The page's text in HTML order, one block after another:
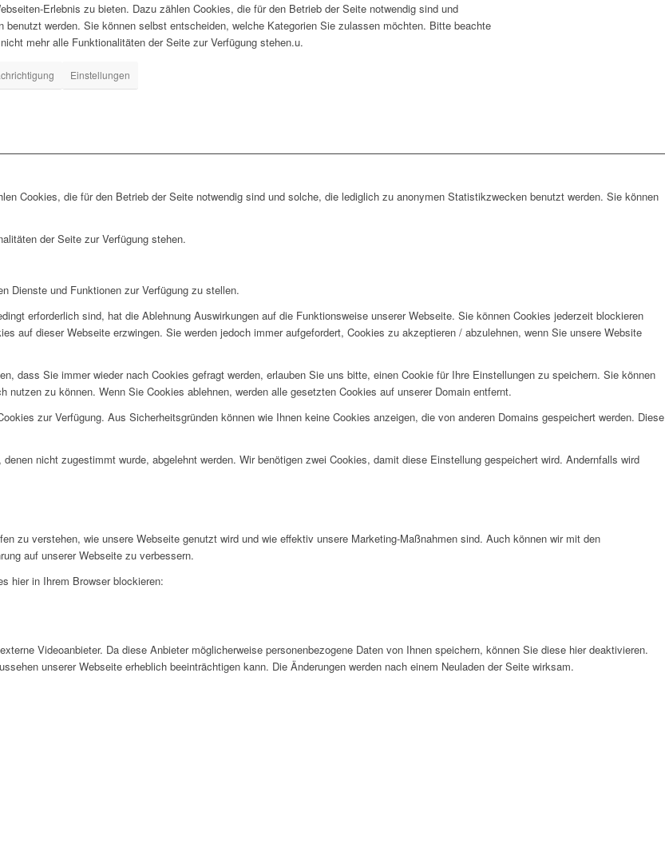
Erlebnis zu bieten. Dazu zählen Cookies, die für den Betrieb der Seite notwendig sind und
werden. Sie können selbst entscheiden, welche Kategorien Sie zulassen möchten. Bitte beachte
mehr alle Funktionalitäten der Seite zur Verfügung stehen.u.
Einstellungen
Cookies, die für den Betrieb der Seite notwendig sind und solche, die lediglich zu anonymen Statistikzwecken benutzt werden. Sie können
der Seite zur Verfügung stehen.
Dienste und Funktionen zur Verfügung zu stellen.
erforderlich sind, hat die Ablehnung Auswirkungen auf die Funktionsweise unserer Webseite. Sie können Cookies jederzeit blockieren
auf dieser Webseite erzwingen. Sie werden jedoch immer aufgefordert, Cookies zu akzeptieren / abzulehnen, wenn Sie unsere Website
dass Sie immer wieder nach Cookies gefragt werden, erlauben Sie uns bitte, einen Cookie für Ihre Einstellungen zu speichern. Sie können
zu können. Wenn Sie Cookies ablehnen, werden alle gesetzten Cookies auf unserer Domain entfernt.
zur Verfügung. Aus Sicherheitsgründen können wie Ihnen keine Cookies anzeigen, die von anderen Domains gespeichert werden. Diese
nicht zugestimmt wurde, abgelehnt werden. Wir benötigen zwei Cookies, damit diese Einstellung gespeichert wird. Andernfalls wird
zu verstehen, wie unsere Webseite genutzt wird und wie effektiv unsere Marketing-Maßnahmen sind. Auch können wir mit den
auf unserer Webseite zu verbessern.
hier in Ihrem Browser blockieren:
Videoanbieter. Da diese Anbieter möglicherweise personenbezogene Daten von Ihnen speichern, können Sie diese hier deaktivieren.
unserer Webseite erheblich beeinträchtigen kann. Die Änderungen werden nach einem Neuladen der Seite wirksam.